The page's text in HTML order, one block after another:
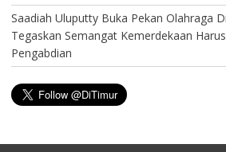
Saadiah Uluputty Buka Pekan Olahraga
Tegaskan Semangat Kemerdekaan
Pengabdian